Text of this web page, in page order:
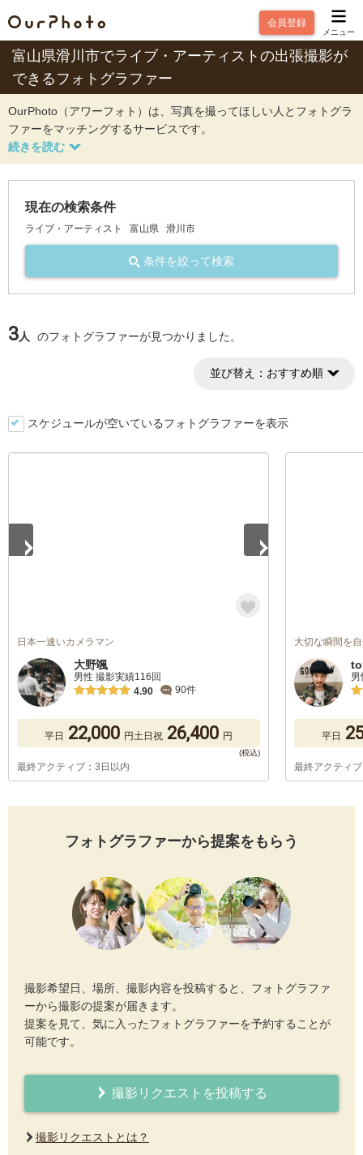
会員登録
メニュー
富山県滑川市でライブ・アーティストの出張撮影が
できるフォトグラファー
OurPhoto（アワーフォト）は、写真を撮ってほしい人とフォトグラ
ファーをマッチングするサービスです。
現在の検索条件
ライブ・アーティスト 富山県 滑川市
条件を絞って検索
3人 のフォトグラファーが見つかりました。
並び替え： おすすめ順
スケジュールが空いているフォトグラファーを表示
日本一速いカメラマン
大野颯
男性 撮影実績116回
4.90
90件
平日 22,000 円土日祝 26,400 円
最終アクティブ：3日以内
大切な瞬間を
平日
最終アクティ
フォトグラファーから提案をもらう
撮影希望日、場所、撮影内容を投稿すると、フォトグラファ
ーから撮影の提案が届きます。
提案を見て、気に入ったフォトグラファーを予約することが
可能です。
撮影リクエストを投稿する
撮影リクエストとは？